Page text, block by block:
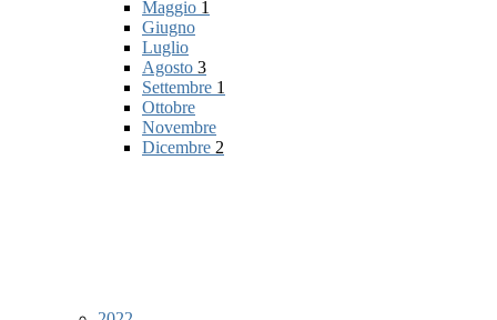
Maggio 1
Giugno
Luglio
Agosto 3
Settembre 1
Ottobre
Novembre
Dicembre 2